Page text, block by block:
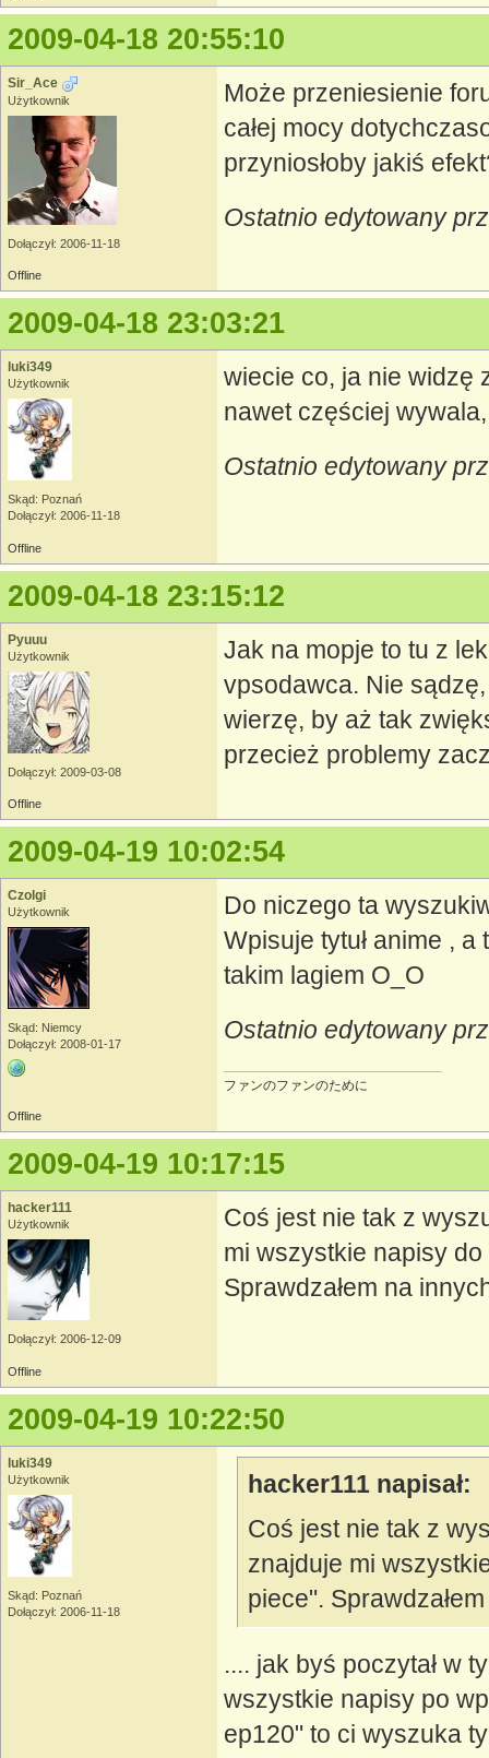
2009-04-18 20:55:10
Sir_Ace
Użytkownik
Dołączył: 2006-11-18
Może przeniesienie
całej mocy
przyniosłoby jakiś
Ostatnio edytowany
Offline
2009-04-18 23:03:21
luki349
Użytkownik
Skąd: Poznań
Dołączył: 2006-11-18
wiecie co, ja nie widzę
nawet częściej
Ostatnio edytowany
Offline
2009-04-18 23:15:12
Pyuuu
Użytkownik
Dołączył: 2009-03-08
Jak na mopje to tu z
vpsodawca. Nie
wierzę, by aż tak
przecież problemy
Offline
2009-04-19 10:02:54
Czolgi
Użytkownik
Skąd: Niemcy
Dołączył: 2008-01-17
Do niczego ta
Wpisuje tytuł anime ,
takim lagiem O_O
Ostatnio edytowany
ファンのファンのために
Offline
2009-04-19 10:17:15
hacker111
Użytkownik
Dołączył: 2006-12-09
Coś jest nie tak z
mi wszystkie napisy
Sprawdzałem na
Offline
2009-04-19 10:22:50
luki349
Użytkownik
Skąd: Poznań
Dołączył: 2006-11-18
hacker111 napisał:
Coś jest nie tak z
znajduje mi
piece".
.... jak byś poczytał w
wszystkie napisy po
ep120" to ci wyszuka